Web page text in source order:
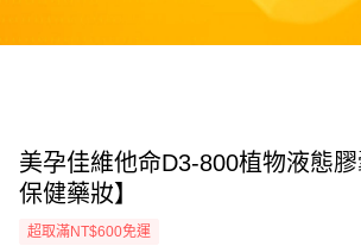
美孕佳維他命D3-800植物液態
保健藥妝】
超取滿NT$600免運